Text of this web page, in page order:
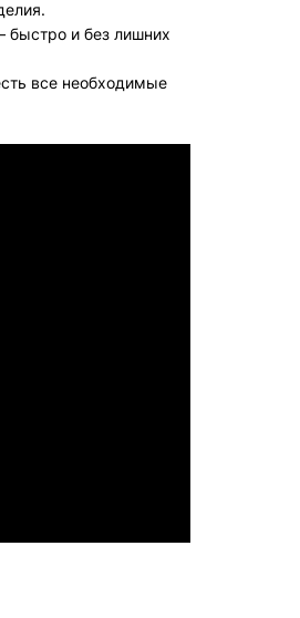
быстро и без лишних
все необходимые